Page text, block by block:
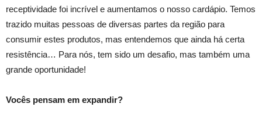
receptividade foi incrível e aumentamos o nosso cardápio. Temos
trazido muitas pessoas de diversas partes da região para
consumir estes produtos, mas entendemos que ainda há certa
resistência… Para nós, tem sido um desafio, mas também uma
grande oportunidade!
Vocês pensam em expandir?